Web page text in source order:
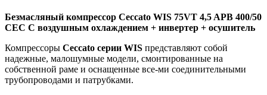
Безмасляный компрессор Ceccato WIS 75VT 4,5 APB 400/50
CEC С воздушным охлаждением + инвертер + осушитель
Компрессоры Ceccato серии WIS представляют собой
надежные, малошумные модели, смонтированные на
собственной раме и оснащенные все-ми соединительными
трубопроводами и патрубками.